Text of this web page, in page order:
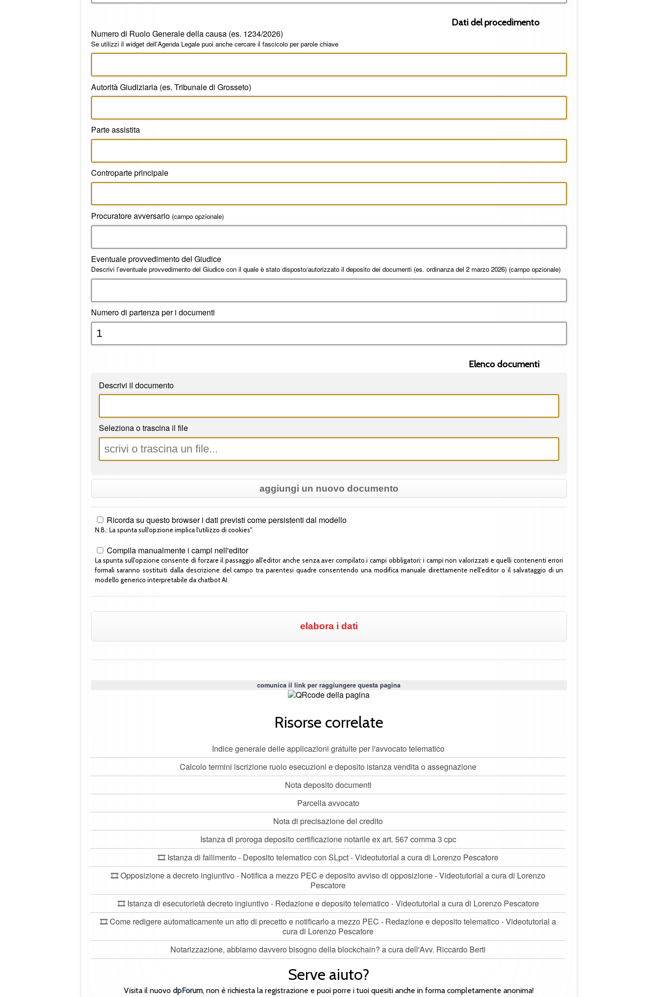
Dati del procedimento
Numero di Ruolo Generale della causa (es. 1234/2026)
Se utilizzi il widget dell'Agenda Legale puoi anche cercare il fascicolo per parole chiave
Autorità Giudiziaria (es. Tribunale di Grosseto)
Parte assistita
Controparte principale
Procuratore avversario (campo opzionale)
Eventuale provvedimento del Giudice
Descrivi l'eventuale provvedimento del Giudice con il quale è stato disposto/autorizzato il deposito dei documenti (es. ordinanza del 2 marzo 2026) (campo opzionale)
Numero di partenza per i documenti
Elenco documenti
Descrivi il documento
Seleziona o trascina il file
aggiungi un nuovo documento
Ricorda su questo browser i dati previsti come persistenti dal modello
N.B.: La spunta sull'opzione implica l'utilizzo di cookies".
Compila manualmente i campi nell'editor
La spunta sull'opzione consente di forzare il passaggio all'editor anche senza aver compilato i campi obbligatori: i campi non valorizzati e quelli contenenti errori
formali saranno sostituiti dalla descrizione del campo tra parentesi quadre consentendo una modifica manuale direttamente nell'editor o il salvataggio di un
modello generico interpretabile da chatbot AI.
comunica il link per raggiungere questa pagina
Risorse correlate
Indice generale delle applicazioni gratuite per l'avvocato telematico
Calcolo termini iscrizione ruolo esecuzioni e deposito istanza vendita o assegnazione
Nota deposito documenti
Parcella avvocato
Nota di precisazione del credito
Istanza di proroga deposito certificazione notarile ex art. 567 comma 3 cpc
🎞️ Istanza di fallimento - Deposito telematico con SLpct - Videotutorial a cura di Lorenzo Pescatore
🎞️ Opposizione a decreto ingiuntivo - Notifica a mezzo PEC e deposito avviso di opposizione - Videotutorial a cura di Lorenzo
Pescatore
🎞️ Istanza di esecutorietà decreto ingiuntivo - Redazione e deposito telematico - Videotutorial a cura di Lorenzo Pescatore
🎞️ Come redigere automaticamente un atto di precetto e notificarlo a mezzo PEC - Redazione e deposito telematico - Videotutorial a
cura di Lorenzo Pescatore
Notarizzazione, abbiamo davvero bisogno della blockchain? a cura dell'Avv. Riccardo Berti
Serve aiuto?
Visita il nuovodpForum, non è richiesta la registrazione e puoi porre i tuoi quesiti anche in forma completamente anonima!